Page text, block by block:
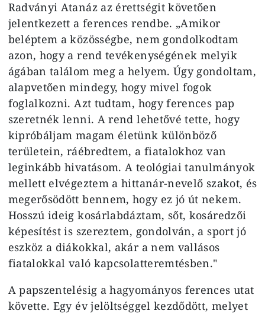
Radványi Atanáz az érettségit követően
jelentkezett a ferences rendbe. „Amikor
beléptem a közösségbe, nem gondolkodtam
azon, hogy a rend tevékenységének melyik
ágában találom meg a helyem. Úgy gondoltam,
alapvetően mindegy, hogy mivel fogok
foglalkozni. Azt tudtam, hogy ferences pap
szeretnék lenni. A rend lehetővé tette, hogy
kipróbáljam magam életünk különböző
területein, ráébredtem, a fiatalokhoz van
leginkább hivatásom. A teológiai tanulmányok
mellett elvégeztem a hittanár-nevelő szakot, és
megerősödött bennem, hogy ez jó út nekem.
Hosszú ideig kosárlabdáztam, sőt, kosáredzői
képesítést is szereztem, gondolván, a sport jó
eszköz a diákokkal, akár a nem vallásos
fiatalokkal való kapcsolatteremtésben."
A papszentelésig a hagyományos ferences utat
követte. Egy év jelöltséggel kezdődött, melyet